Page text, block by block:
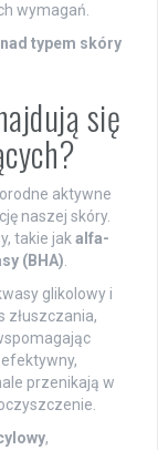
wymagań.
typem skóry
się
aktywne
naszej skóry.
takie jakalfa-
(BHA).
glikolowy i
złuszczania,
przenikają w
,